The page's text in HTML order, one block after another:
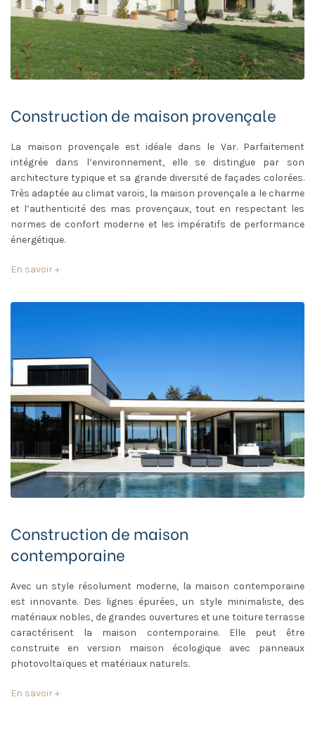
Construction de maison provençale
La maison provençale est idéale dans le Var. Parfaitement
intégrée dans l’environnement, elle se distingue par son
architecture typique et sa grande diversité de façades colorées.
Très adaptée au climat varois, la maison provençale a le charme
et l’authenticité des mas provençaux, tout en respectant les
normes de confort moderne et les impératifs de performance
énergétique.
En savoir +
Construction de maison
contemporaine
Avec un style résolument moderne, la maison contemporaine
est innovante. Des lignes épurées, un style minimaliste, des
matériaux nobles, de grandes ouvertures et une toiture terrasse
caractérisent la maison contemporaine. Elle peut être
construite en version maison écologique avec panneaux
photovoltaïques et matériaux naturels.
En savoir +